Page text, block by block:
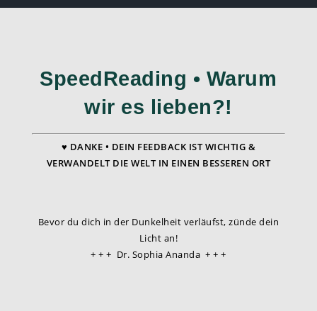
SpeedReading • Warum
wir es lieben?!
♥ DANKE • DEIN FEEDBACK IST WICHTIG &
VERWANDELT DIE WELT IN EINEN BESSEREN ORT
Bevor du dich in der Dunkelheit verläufst, zünde dein
Licht an!
+ + + Dr. Sophia Ananda + + +